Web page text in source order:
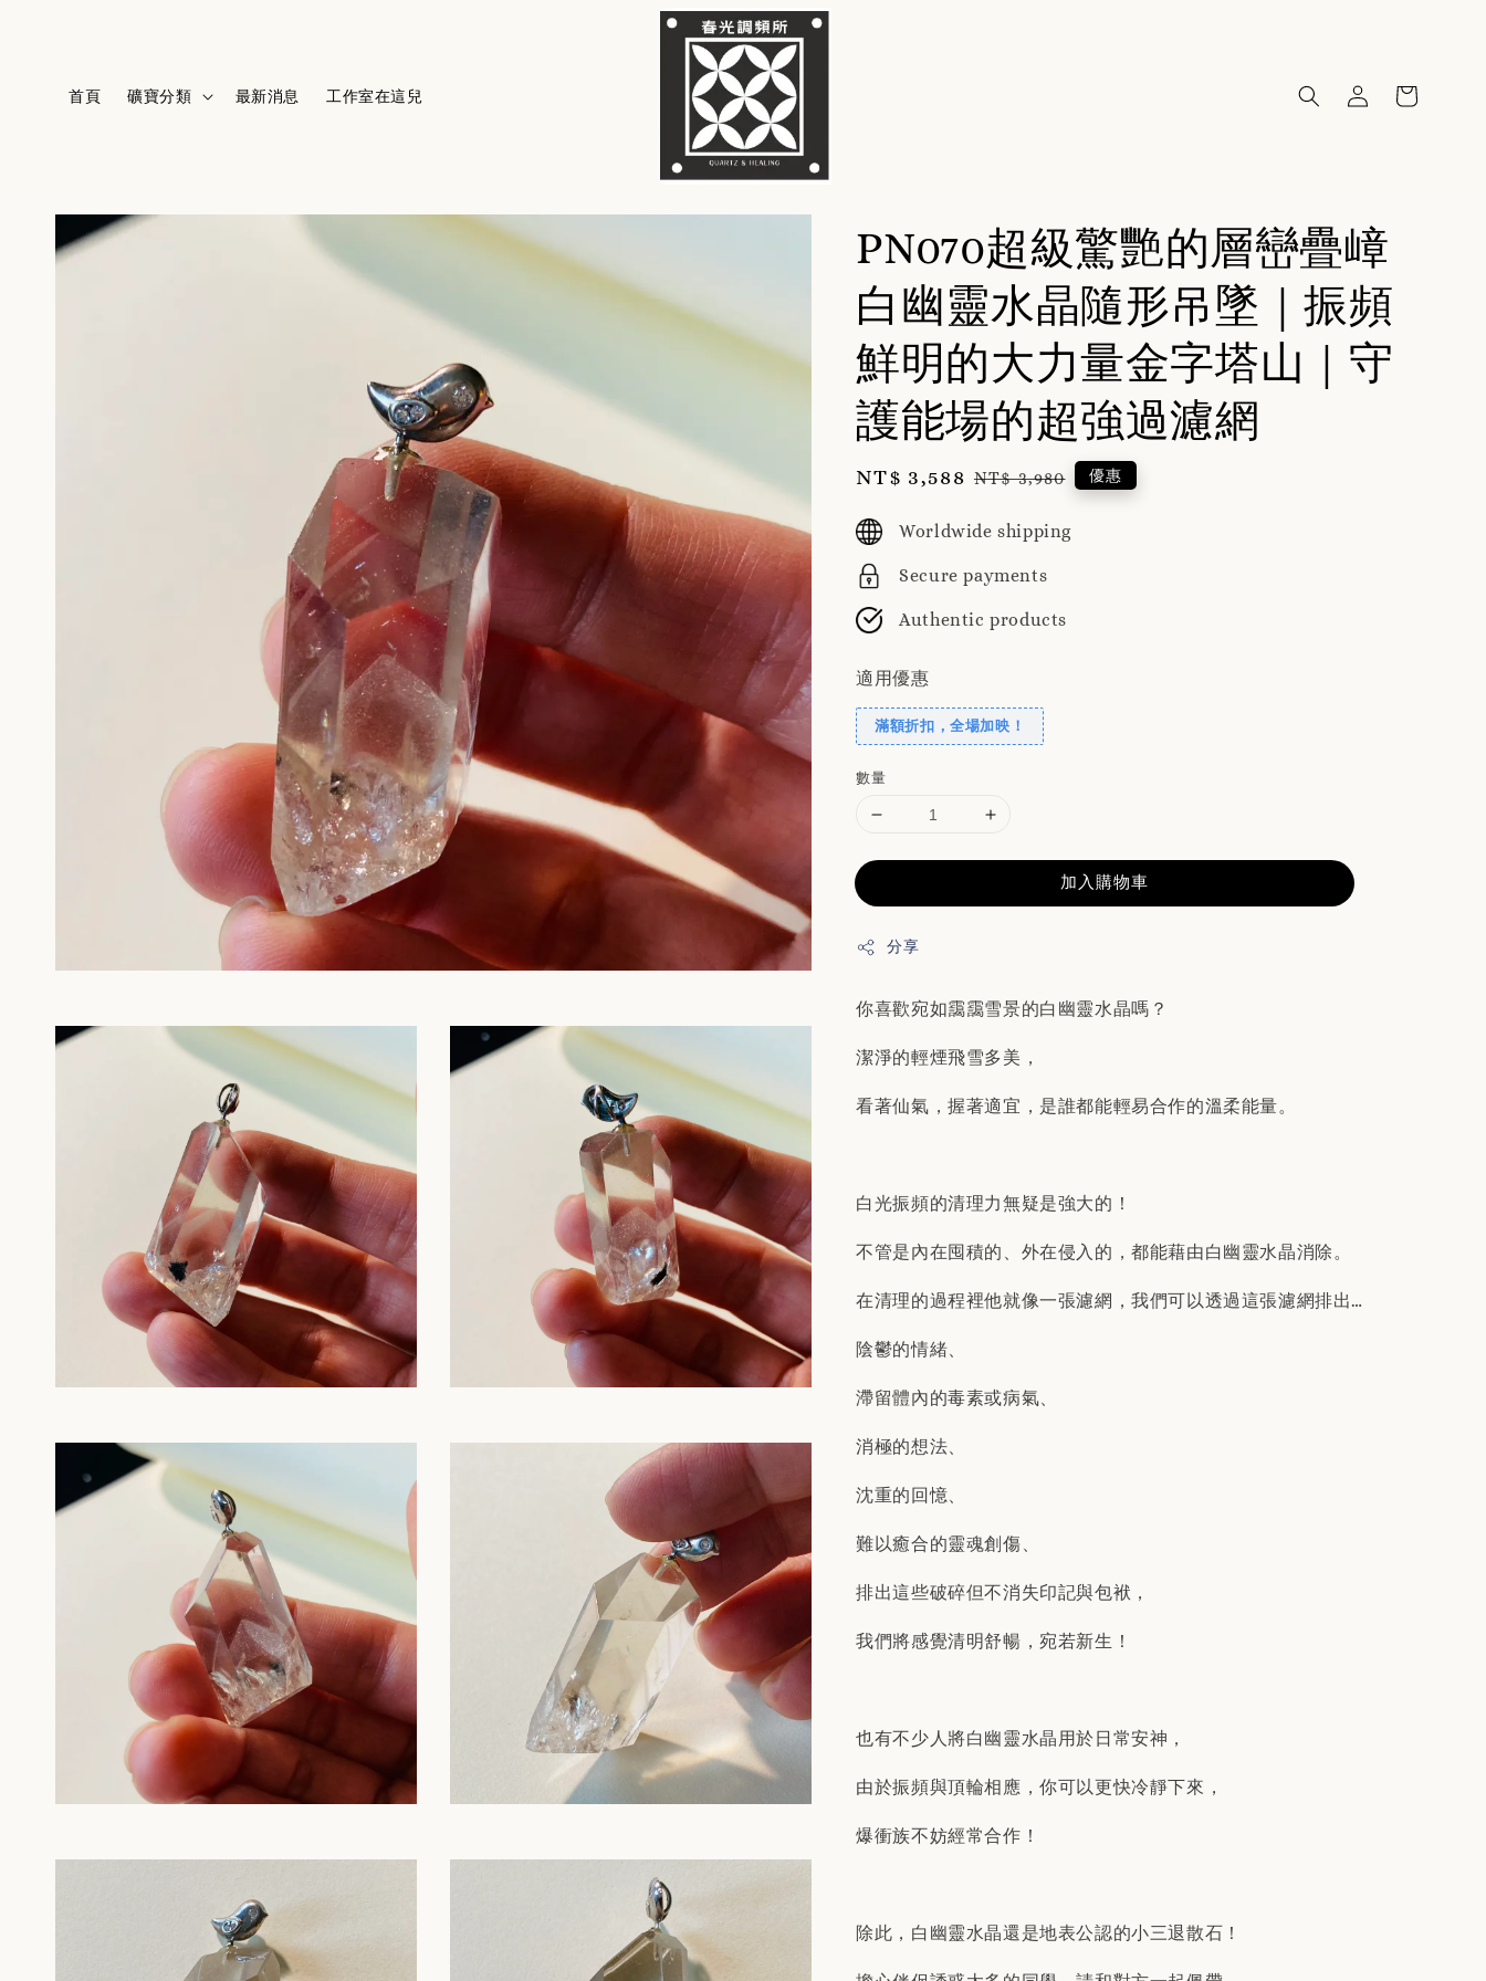
首頁 礦寶分類 最新消息 工作室在這兒
PN070超級驚艷的層巒疊嶂
白幽靈水晶隨形吊墜｜振頻
鮮明的大力量金字塔山｜守
護能場的超強過濾網
Sale
NT$ 3,588 Regular
NT$ 3,980 優惠
Worldwide shipping
Secure payments
Authentic products
適用優惠
滿額折扣，全場加映！
數量
加入購物車
分享
你喜歡宛如靄靄雪景的白幽靈水晶嗎？
潔淨的輕煙飛雪多美，
看著仙氣，握著適宜，是誰都能輕易合作的溫柔能量。
白光振頻的清理力無疑是強大的！
不管是內在囤積的、外在侵入的，都能藉由白幽靈水晶消除。
在清理的過程裡他就像一張濾網，我們可以透過這張濾網排出…
陰鬱的情緒、
滯留體內的毒素或病氣、
消極的想法、
沈重的回憶、
難以癒合的靈魂創傷、
排出這些破碎但不消失印記與包袱，
我們將感覺清明舒暢，宛若新生！
也有不少人將白幽靈水晶用於日常安神，
由於振頻與頂輪相應，你可以更快冷靜下來，
爆衝族不妨經常合作！
除此，白幽靈水晶還是地表公認的小三退散石！